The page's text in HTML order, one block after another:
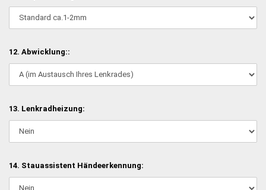
12. Abwicklung::
13. Lenkradheizung:
14. Stauassistent Händeerkennung: